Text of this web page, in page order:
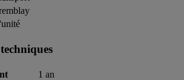
1 an